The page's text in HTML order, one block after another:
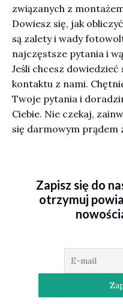
związanych z
Dowiesz się, jak
są zalety i wady
najczęstsze pytania i
Jeśli chcesz
kontaktu z nami.
Twoje pytania i
Ciebie. Nie czekaj,
się darmowym prądem
Zapisz się do
otrzymuj